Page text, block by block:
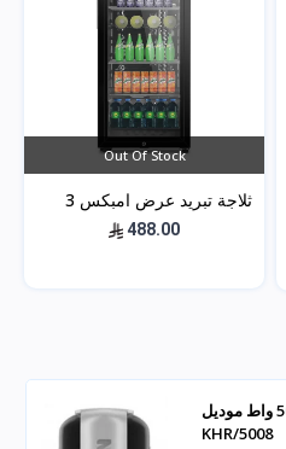
Out Of Stock
ثلاجة تبريد عرض امبكس 3
قدم – باب زجاج – اسود
488.00
فرامة طعام كيون 500 واط موديل
KHR/5008